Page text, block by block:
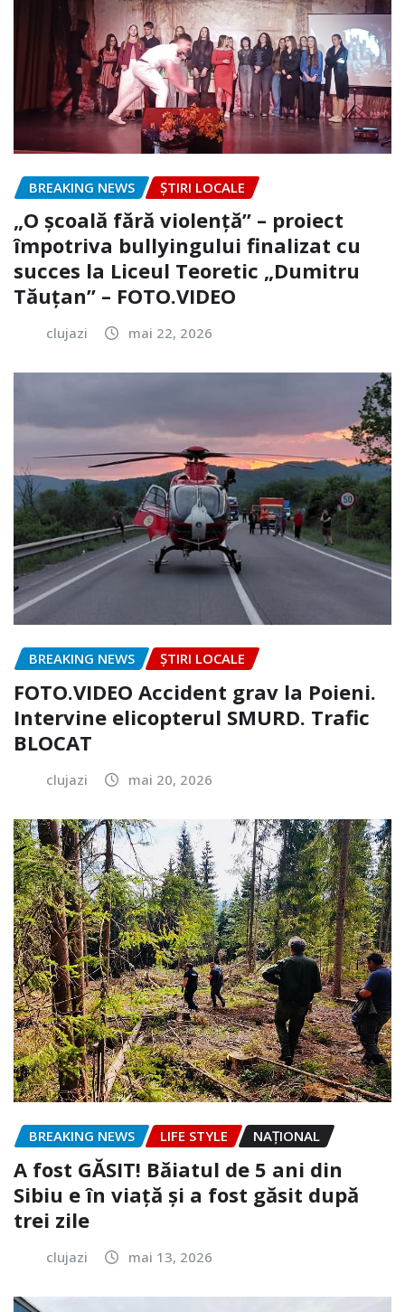
BREAKING NEWS ȘTIRI LOCALE
„O școală fără violență” – proiect
împotriva bullyingului finalizat cu
succes la Liceul Teoretic „Dumitru
Tăuțan” – FOTO.VIDEO
clujazi mai 22, 2026
BREAKING NEWS ȘTIRI LOCALE
FOTO.VIDEO Accident grav la Poieni.
Intervine elicopterul SMURD. Trafic
BLOCAT
clujazi mai 20, 2026
BREAKING NEWS LIFE STYLE NAŢIONAL
A fost GĂSIT! Băiatul de 5 ani din
Sibiu e în viață și a fost găsit după
trei zile
clujazi mai 13, 2026